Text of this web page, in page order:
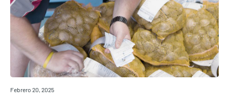
Febrero 20, 2025